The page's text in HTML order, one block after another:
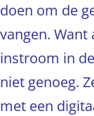
doen om de
vangen.
instroom in
niet genoeg.
met een